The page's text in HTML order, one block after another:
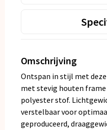
Omschrijving
Ontspan in stijl met
met stevig houten
polyester stof.
verstelbaar voor
geproduceerd,